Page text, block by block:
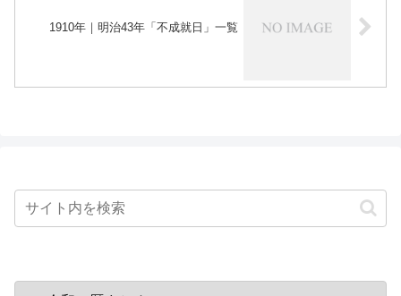
1910年｜明治43年「不成就日」一覧